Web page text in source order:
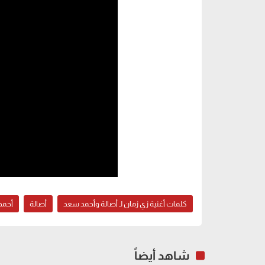
كلمات أغنية زي زمان لـ أصالة وأحمد سعد أصالة
شاهد أيضاً